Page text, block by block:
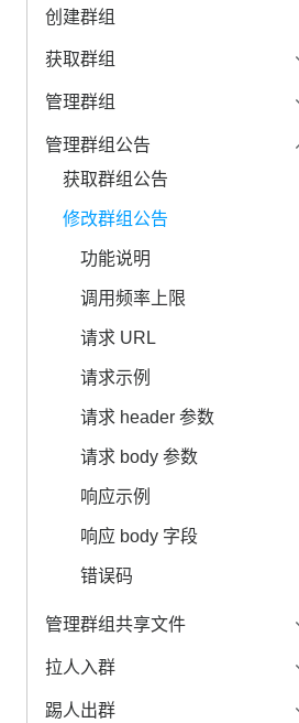
创建群组
获取群组
管理群组
管理群组公告
获取群组公告
修改群组公告
功能说明
调用频率上限
请求 URL
请求示例
请求 header 参数
请求 body 参数
响应示例
响应 body 字段
错误码
管理群组共享文件
拉人入群
踢人出群